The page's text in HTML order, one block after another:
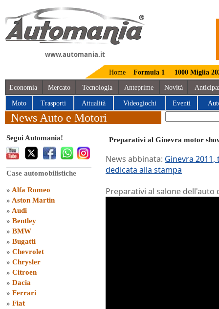
www.automania.it
Home Formula 1 1000 Miglia
Economia Mercato Tecnologia Anteprime Novità
Moto Trasporti Attualità Videogiochi Eventi
News Auto e Motori
Segui Automania!
Case automobilistiche
» Alfa Romeo
» Aston Martin
» Audi
» Bentley
» BMW
» Bugatti
» Chevrolet
» Chrysler
» Citroen
» Dacia
» Ferrari
» Fiat
Preparativi al Ginevra motor
News abbinata: Ginevra
dedicata alla stampa
Preparativi al salone dell'auto